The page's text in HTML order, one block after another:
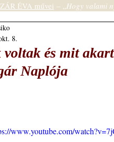
voltak és mit
Naplója
8.
www.youtube.com/
ÉVA művei – „Hogy valami